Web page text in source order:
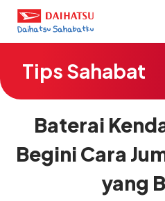
Tips Sahabat
Baterai
Begini Cara
yang